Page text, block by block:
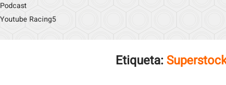
Podcast
Youtube Racing5
Etiqueta: